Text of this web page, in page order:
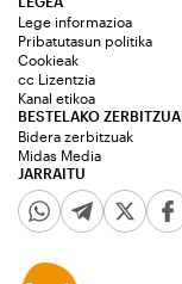
JARRAITU
Lege informazioa
Pribatutasun politika
Cookieak
cc Lizentzia
Kanal etikoa
BESTELAKO
Bidera zerbitzuak
Midas Media